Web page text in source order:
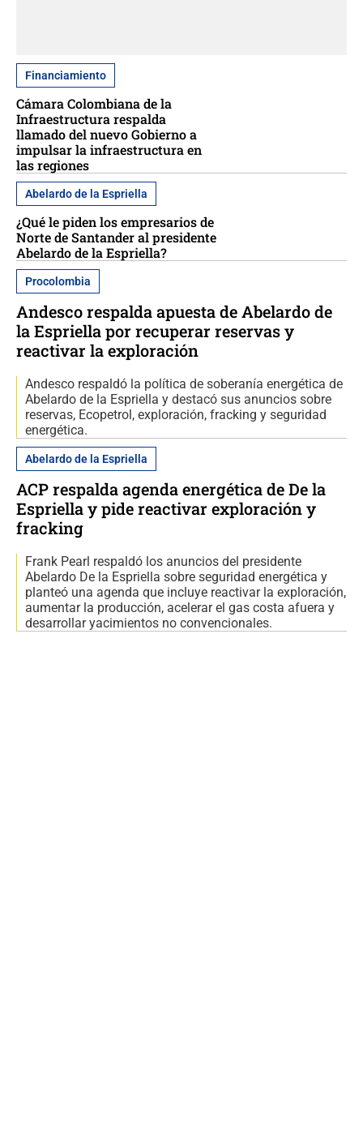
Financiamiento
Cámara Colombiana de la
Infraestructura respalda
llamado del nuevo Gobierno a
impulsar la infraestructura en
las regiones
Abelardo de la Espriella
¿Qué le piden los empresarios de
Norte de Santander al presidente
Abelardo de la Espriella?
Procolombia
Andesco respalda apuesta de Abelardo de
la Espriella por recuperar reservas y
reactivar la exploración
Andesco respaldó la política de soberanía energética de
Abelardo de la Espriella y destacó sus anuncios sobre
reservas, Ecopetrol, exploración, fracking y seguridad
energética.
Abelardo de la Espriella
ACP respalda agenda energética de De la
Espriella y pide reactivar exploración y
fracking
Frank Pearl respaldó los anuncios del presidente
Abelardo De la Espriella sobre seguridad energética y
planteó una agenda que incluye reactivar la exploración,
aumentar la producción, acelerar el gas costa afuera y
desarrollar yacimientos no convencionales.